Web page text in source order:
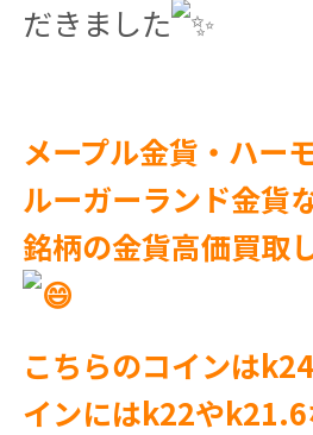
だきました
メープル金貨・ハー
ルーガーランド金貨
銘柄の金貨高価買取
こちらのコインは
インにはk22やk21.6